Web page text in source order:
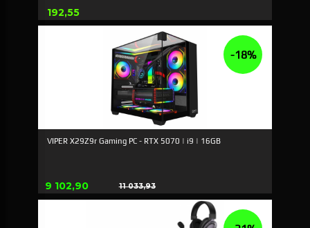
Pris
192,55
VIPER X29Z9r Gaming PC - RTX 5070 | i9 | 16GB
Tilbud
9 102,90 11 033,93
Rabat
-18%